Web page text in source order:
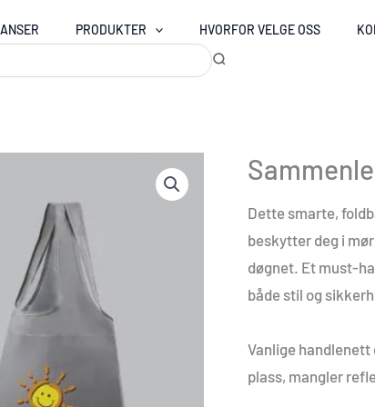
PRODUKTER HVORFOR VELGE OSS
Dette smarte,
beskytter deg i
døgnet. Et must-
både stil og
Vanlige
plass, mangler